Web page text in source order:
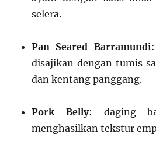
selera.
Pan Seared Barramundi
disajikan dengan tumis
dan kentang panggang.
Pork Belly: daging
menghasilkan tekstur